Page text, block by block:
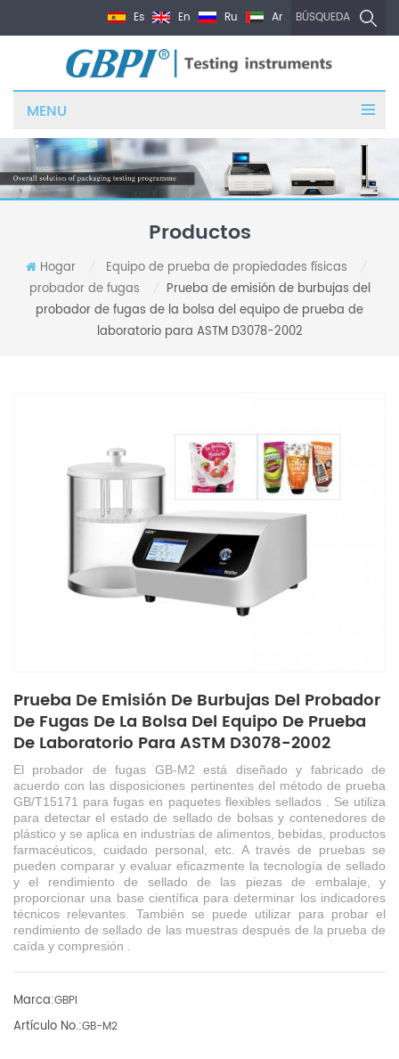
BÚSQUEDA
Es En Ru Ar
MENU
Productos
Hogar Equipo de prueba de propiedades físicas
probador de fugas
Prueba de emisión de burbujas del
probador de fugas de la bolsa del equipo de prueba de
laboratorio para ASTM D3078-2002
Prueba De Emisión De Burbujas Del Probador
De Fugas De La Bolsa Del Equipo De Prueba
De Laboratorio Para ASTM D3078-2002
El probador de fugas GB-M2 está diseñado y fabricado de
acuerdo con las disposiciones pertinentes del método de prueba
GB/T15171 parafugasen paquetes flexibles sellados
Se utiliza
para detectar el estado de sellado de bolsas y contenedores de
plástico y se aplica en industrias de alimentos, bebidas, productos
farmacéuticos, cuidado personal, etc. A través de pruebas se
pueden comparar y evaluar eficazmente la tecnología de sellado
y el rendimiento de sellado de las piezas de embalaje, y
proporcionar una base científica para determinar los indicadores
técnicos relevantes. También se puede utilizar para probar el
rendimiento de sellado de las muestras después de la prueba de
caída y compresión
Marca:GBPI
Artículo No.:GB-M2